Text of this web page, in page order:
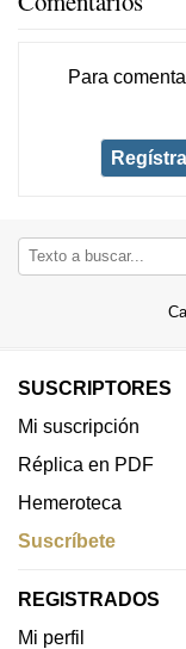
Para
SUSCRIPTORES
Mi suscripción
Réplica en PDF
Hemeroteca
Suscríbete
REGISTRADOS
Mi perfil